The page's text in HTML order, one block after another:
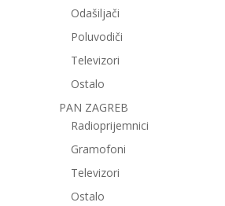
Odašiljači
Poluvodiči
Televizori
Ostalo
PAN ZAGREB
Radioprijemnici
Gramofoni
Televizori
Ostalo